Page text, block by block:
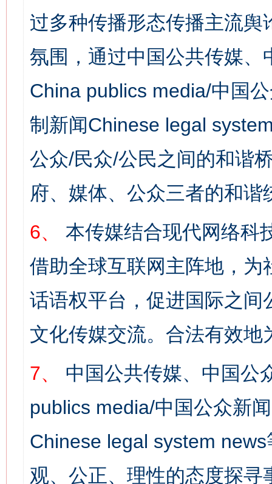
过多种传播形态传播主流
氛围，通过中国公共传媒
China publics media/中国
制新闻Chinese legal
公众/民众/公民之间的和谐
府、媒体、公众三者的和谐
6、
本传媒结合现代网络科
借助全球互联网主阵地，
话语权平台，促进国际之
文化传媒交流。合法有效地
7、
中国公共传媒、中国公
publics media/中国公众新
Chinese legal system
观、公正、理性的态度探寻